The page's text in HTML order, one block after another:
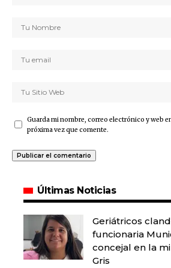
Guarda mi nombre, correo electrónico y web
próxima vez que comente.
Últimas Noticias
Geriátricos
funcionaria
concejal en la
Gris